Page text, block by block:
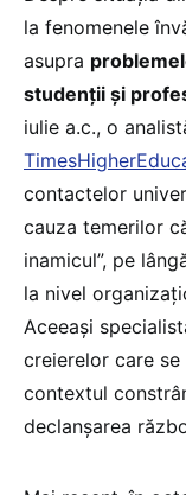
la fenomenele
asupra
studenții și
iulie a.c., o
contactelor
cauza temerilor
inamicul”, pe
la nivel
Aceeași
creierelor care
contextul
declanșarea